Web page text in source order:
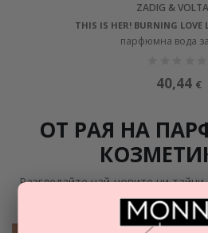
ZADIG &
THIS IS HER! BURNING LOVE
парфюмна вода
40,44 €
ОТ РАЯ НА
Разгледайте най-новите ни